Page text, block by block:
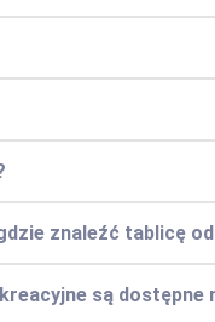
znaleźć tablicę
są dostępne